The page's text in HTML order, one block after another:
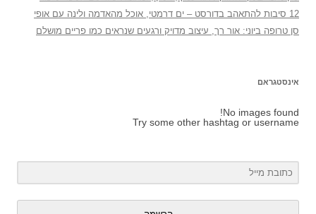
12 סיבות להתאהב בדורסט – ים דרמטי, אוכל מהאדמה ולינה עם אופי
סן טרופה ביוני: אור רך, עיצוב מדויק ורגעים שנראים כמו פריים מושלם
אינסטגראם
No images found!
Try some other hashtag or username